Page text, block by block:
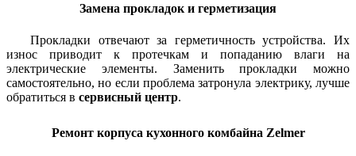
Замена прокладок и герметизация
Прокладки отвечают за герметичность устройства. Их
износ приводит к протечкам и попаданию влаги на
электрические элементы. Заменить прокладки можно
самостоятельно, но если проблема затронула электрику, лучше
обратиться в сервисный центр.
Ремонт корпуса кухонного комбайна Zelmer